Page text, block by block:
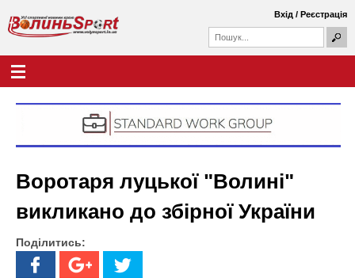
вмісту
В
о
н
ь
S
о
у
к
о
в
а
о
м
о
ш
Вхід / Реєстрація
Воротаря луцької "Волині"
викликано до збірної України
Поділитись: